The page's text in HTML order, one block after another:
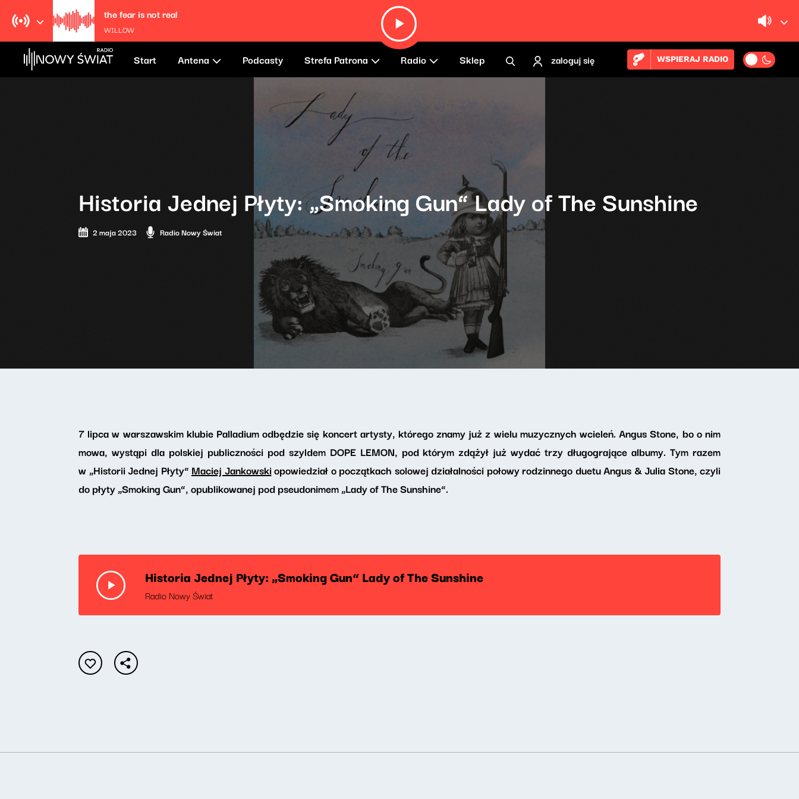
the fear is not real
WILLOW
Start Antena Podcasty Strefa Patrona Radio Sklep zaloguj się WSPIERAJ RADIO
Historia Jednej Płyty: „Smoking Gun” Lady of The Sunshine
2 maja 2023 Radio Nowy Świat
7 lipca w warszawskim klubie Palladium odbędzie się koncert artysty, którego znamy już z wielu muzycznych wcieleń. Angus Stone, bo o nim
mowa, wystąpi dla polskiej publiczności pod szyldem DOPE LEMON, pod którym zdążył już wydać trzy długogrające albumy. Tym razem
w „Historii Jednej Płyty” Maciej Jankowskiopowiedział o początkach solowej działalności połowy rodzinnego duetu Angus & Julia Stone, czyli
do płyty „Smoking Gun”, opublikowanej pod pseudonimem „Lady of The Sunshine”.
Historia Jednej Płyty: „Smoking Gun” Lady of The Sunshine
Radio Nowy Świat